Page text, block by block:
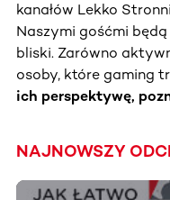
kanałów Lekko
Naszymi gośćmi
bliski. Zarówno
osoby, które gaming
ich perspektywę,
NAJNOWSZY